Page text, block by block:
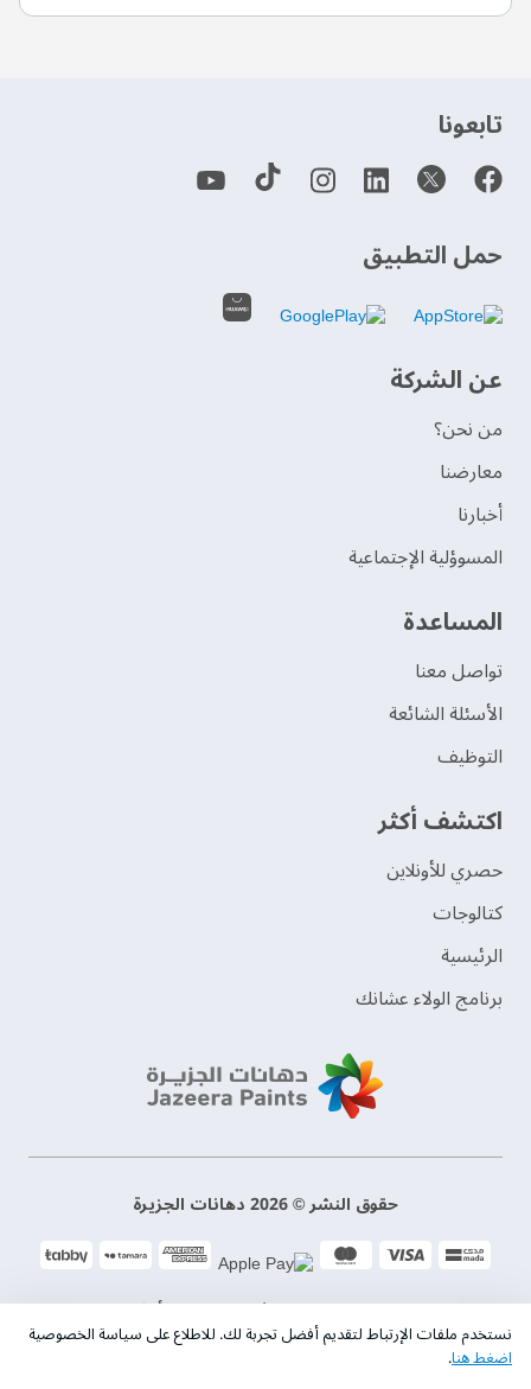
‫تابعونا‬
حمل التطبيق
عن الشركة
من نحن؟
‫معارضنا‬
‫أخبارنا‬
المسوؤلية الإجتماعية
‫المساعدة‬
تواصل معنا
الأسئلة الشائعة
التوظيف
اكتشف أكثر
حصري للأونلاين
‫كتالوجات‬
الرئيسية
برنامج الولاء عشانك
حقوق النشر © 2026 دهانات الجزيرة
سياسة الخصوصية الشروط و الأحكام
نستخدم ملفات الإرتباط لتقديم أفضل تجربة لك. للاطلاع على سياسة الخصوصية
اضغط هنا.